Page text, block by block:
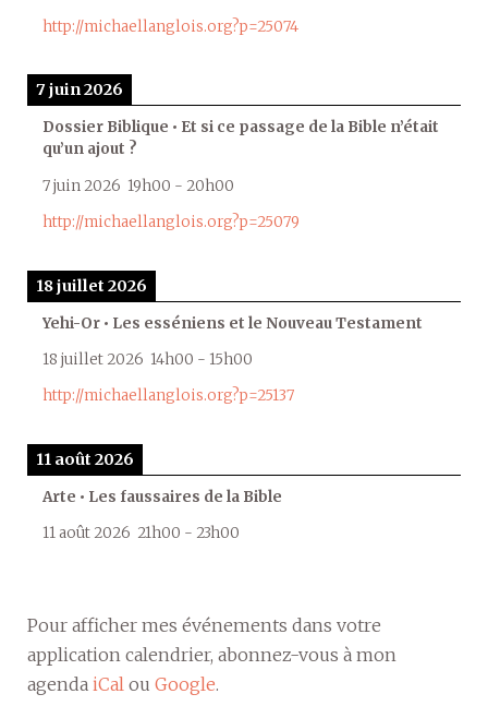
http://michaellanglois.org?p=25074
7 juin 2026
Dossier Biblique • Et si ce passage de la Bible n’était
qu’un ajout ?
7 juin 2026 19h00 - 20h00
http://michaellanglois.org?p=25079
18 juillet 2026
Yehi-Or • Les esséniens et le Nouveau Testament
18 juillet 2026 14h00 - 15h00
http://michaellanglois.org?p=25137
11 août 2026
Arte • Les faussaires de la Bible
11 août 2026 21h00 - 23h00
Pour afficher mes événements dans votre
application calendrier, abonnez-vous à mon
agenda iCal ou Google.